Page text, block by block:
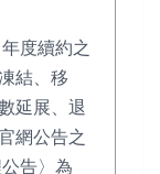
度續約之
結、移
延展、退
網公告之
告〉為